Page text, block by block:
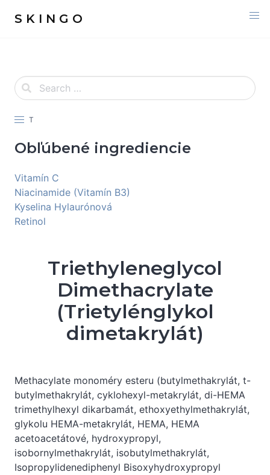
S K I N G O
T
Obľúbené ingrediencie
Vitamín C
Niacinamide (Vitamín B3)
Kyselina Hylaurónová
Retinol
Triethyleneglycol
Dimethacrylate
(Trietylénglykol
dimetakrylát)
Methacylate monoméry esteru (butylmethakrylát, t-
butylmethakrylát, cyklohexyl-metakrylát, di-HEMA
trimethylhexyl dikarbamát, ethoxyethylmethakrylát,
glykolu HEMA-metakrylát, HEMA, HEMA
acetoacetátové, hydroxypropyl,
isobornylmethakrylát, isobutylmethakrylát,
Isopropylidenediphenyl Bisoxyhydroxypropyl